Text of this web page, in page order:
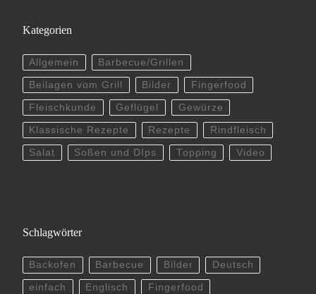
Kategorien
Allgemein Barbecue/Grillen
Beilagen vom Grill Bilder Fingerfood
Fleischkunde Geflügel Gewürze
Klassische Rezepte Rezepte Rindfleisch
Salat Soßen und DIps Topping Video
Schlagwörter
Backofen Barbecue Bilder Deutsch
einfach Englisch Fingerfood